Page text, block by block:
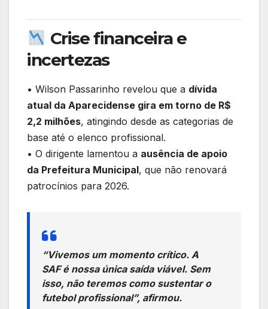
Crise financeira e
incertezas
• Wilson Passarinho revelou que a dívida
atual da Aparecidense gira em torno de R$
2,2 milhões, atingindo desde as categorias de
base até o elenco profissional.
• O dirigente lamentou a ausência de apoio
da Prefeitura Municipal, que não renovará
patrocínios para 2026.
“Vivemos um momento crítico. A
SAF é nossa única saída viável. Sem
isso, não teremos como sustentar o
futebol profissional”, afirmou.